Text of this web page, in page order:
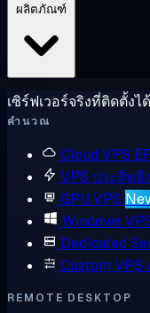
เซิร์ฟเวอร์จริงที่ติดตั้ง
คำนวณ
Cloud VPS
VPS ประสิทธิ
GPU VPS
Windows
Dedicated
Custom VPS
REMOTE DESKTOP